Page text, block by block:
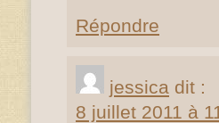
Répondre
jessica dit :
8 juillet 2011 à